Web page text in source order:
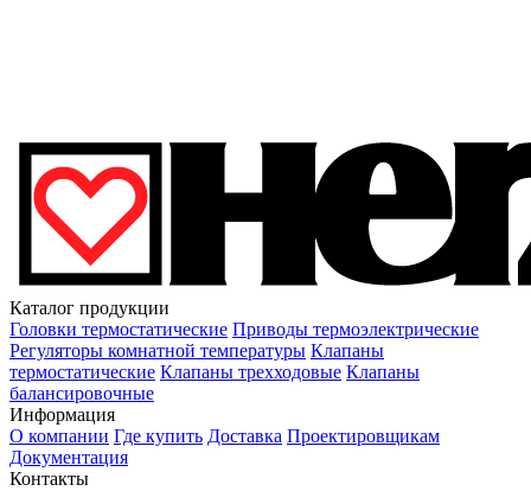
Каталог продукции
Головки термостатические Приводы термоэлектрические
Регуляторы комнатной температуры Клапаны
термостатические Клапаны трехходовые Клапаны
балансировочные
Информация
О компании Где купить Доставка Проектировщикам
Документация
Контакты